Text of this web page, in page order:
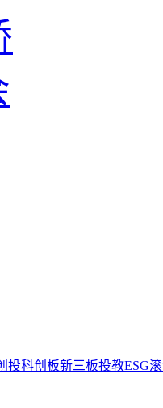
投科创板新三板投教ESG